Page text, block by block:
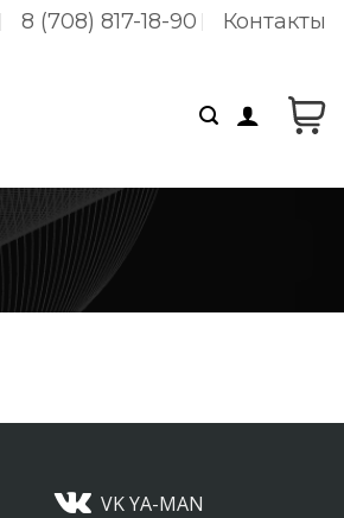
8 (708) 817-18-90 Контакты
VK YA-MAN